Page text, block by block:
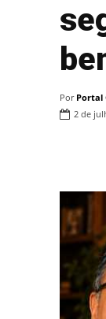
Por Portal
2 de